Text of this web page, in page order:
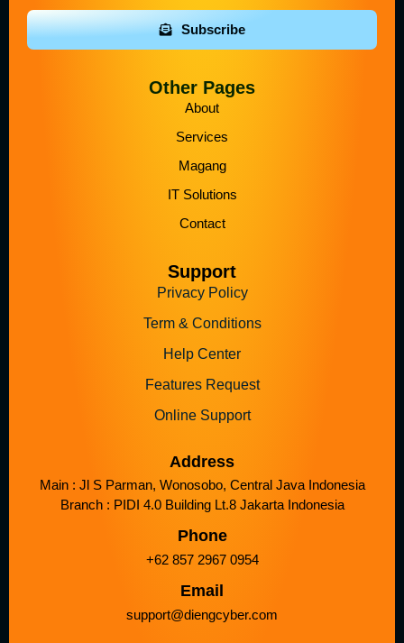
Subscribe
Other Pages
About
Services
Magang
IT Solutions
Contact
Support
Privacy Policy
Term & Conditions
Help Center
Features Request
Online Support
Address
Main : Jl S Parman, Wonosobo, Central Java Indonesia
Branch : PIDI 4.0 Building Lt.8 Jakarta Indonesia
Phone
+62 857 2967 0954
Email
support@diengcyber.com